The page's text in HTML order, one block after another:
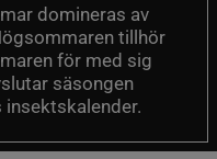
domineras av
tillhör
för med sig
säsongen
insektskalender.